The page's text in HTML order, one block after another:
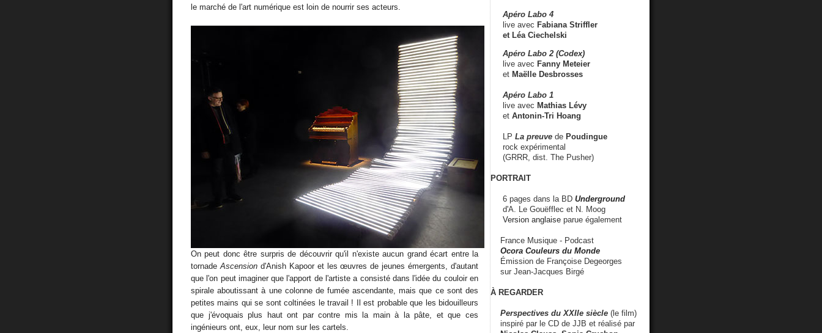
le marché de l'art numérique est loin de nourrir ses acteurs.
On peut donc être surpris de découvrir qu'il n'existe aucun grand écart entre la
tornade Ascensiond'Anish Kapoor et les œuvres de jeunes émergents, d'autant
que l'on peut imaginer que l'apport de l'artiste a consisté dans l'idée du couloir en
spirale aboutissant à une colonne de fumée ascendante, mais que ce sont des
petites mains qui se sont coltinées le travail ! Il est probable que les bidouilleurs
que j'évoquais plus haut ont par contre mis la main à la pâte, et que ces
ingénieurs ont, eux, leur nom sur les cartels.
Apéro Labo 4
live avec Fabiana Striffler
et Léa Ciechelski
Apéro Labo 2 (Codex)
live avec Fanny Meteier
et Maëlle Desbrosses
Apéro Labo 1
live avec Mathias Lévy
et Antonin-Tri Hoang
LP La preuve de Poudingue
rock expérimental
(GRRR, dist. The Pusher)
PORTRAIT
6 pages dans la BD Underground
d'A. Le Gouëfflec et N. Moog
Version anglaise parue également
France Musique - Podcast
Ocora Couleurs du Monde
Émission de Françoise Degeorges
sur Jean-Jacques Birgé
À REGARDER
Perspectives du XXIIe siècle (le film)
inspiré par le CD de JJB et réalisé par